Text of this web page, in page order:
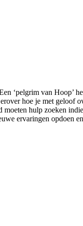
‘pelgrim van Hoop’
hoe je met geloof
hulp zoeken
ervaringen opdoen